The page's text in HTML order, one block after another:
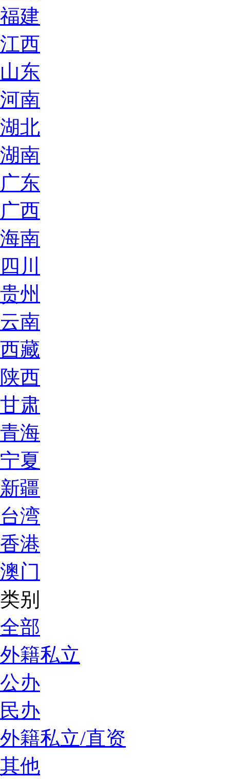
福建
江西
山东
河南
湖北
湖南
广东
广西
海南
四川
贵州
云南
西藏
陕西
甘肃
青海
宁夏
新疆
台湾
香港
澳门
类别
全部
外籍私立
公办
民办
外籍私立/直资
其他